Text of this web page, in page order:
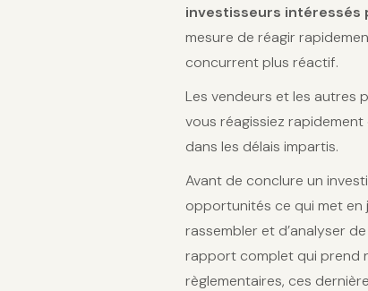
investisseurs intéressés
mesure de réagir
concurrent plus réactif.
Les vendeurs et les autres
vous réagissiez
dans les délais impartis.
Avant de conclure un
opportunités ce qui met en
rassembler et d’analyser
rapport complet qui prend
règlementaires, ces